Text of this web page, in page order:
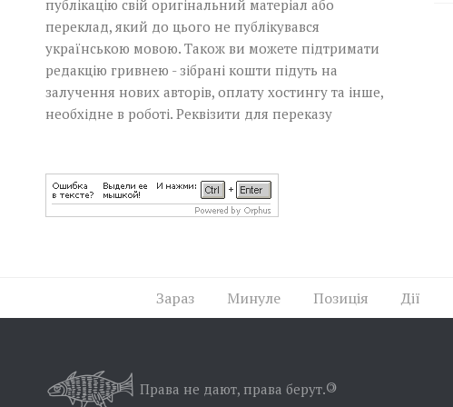
публікацію свій оригінальний матеріал або
переклад, який до цього не публікувався
українською мовою. Також ви можете підтримати
редакцію гривнею - зібрані кошти підуть на
залучення нових авторів, оплату хостингу та інше,
необхідне в роботі. Реквізити для переказу
Зараз Минуле Позиція Дії
Права не дают, права берут.©